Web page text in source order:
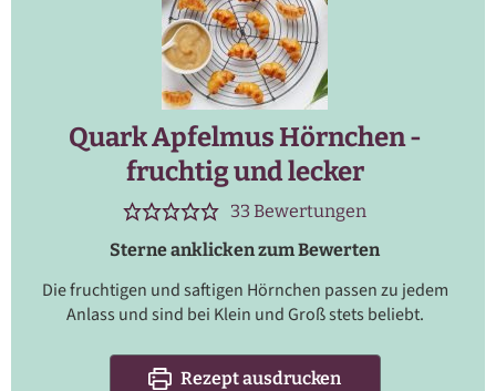
Quark Apfelmus Hörnchen -
fruchtig und lecker
33 Bewertungen
Sterne anklicken zum Bewerten
Die fruchtigen und saftigen Hörnchen passen zu jedem
Anlass und sind bei Klein und Groß stets beliebt.
Rezept ausdrucken